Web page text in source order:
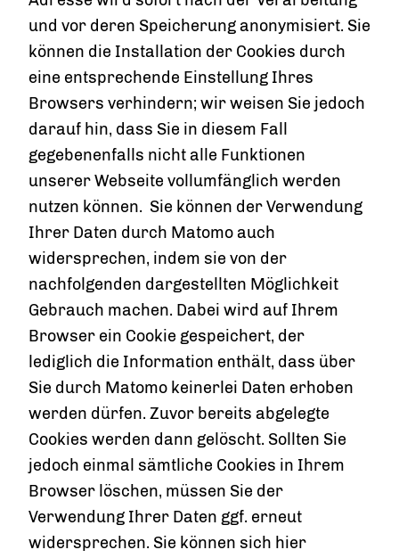
und vor deren Speicherung anonymisiert. Sie
können die Installation der Cookies durch
eine entsprechende Einstellung Ihres
Browsers verhindern; wir weisen Sie jedoch
darauf hin, dass Sie in diesem Fall
gegebenenfalls nicht alle Funktionen
unserer Webseite vollumfänglich werden
nutzen können. Sie können der Verwendung
Ihrer Daten durch Matomo auch
widersprechen, indem sie von der
nachfolgenden dargestellten Möglichkeit
Gebrauch machen. Dabei wird auf Ihrem
Browser ein Cookie gespeichert, der
lediglich die Information enthält, dass über
Sie durch Matomo keinerlei Daten erhoben
werden dürfen. Zuvor bereits abgelegte
Cookies werden dann gelöscht. Sollten Sie
jedoch einmal sämtliche Cookies in Ihrem
Browser löschen, müssen Sie der
Verwendung Ihrer Daten ggf. erneut
widersprechen. Sie können sich hier